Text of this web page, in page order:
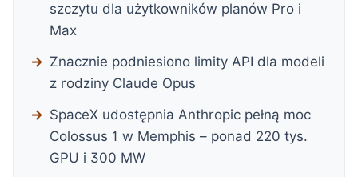
szczytu dla użytkowników planów Pro i
Max
Znacznie podniesiono limity API dla modeli
z rodziny Claude Opus
SpaceX udostępnia Anthropic pełną moc
Colossus 1 w Memphis – ponad 220 tys.
GPU i 300 MW